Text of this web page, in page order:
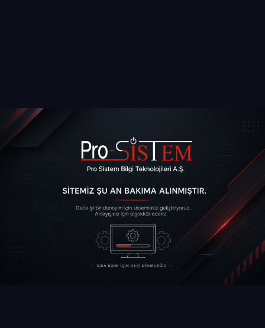
Web Sitemiz
Bakımdadır
Kısa süre içinde tekrar hizmet